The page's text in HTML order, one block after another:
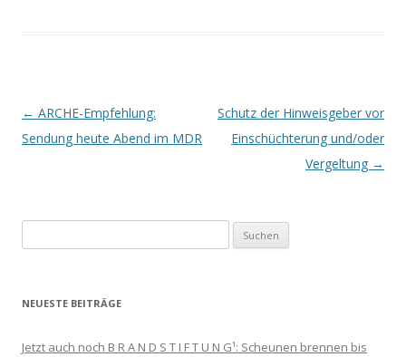
Beitrags-
Navigation
← ARCHE-Empfehlung:
Sendung heute Abend im MDR
Schutz der Hinweisgeber vor
Einschüchterung und/oder
Vergeltung →
nach:
NEUESTE BEITRÄGE
Jetzt auch noch B R A N D S T I F T U N G¹: Scheunen brennen bis